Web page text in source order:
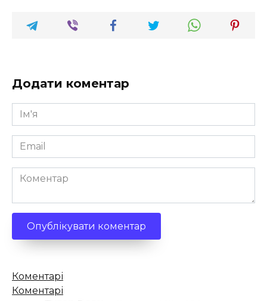
Додати коментар
Ім'я
*
Email
*
Коментар
Кількість
коментарів
Коментарі
Коментарі